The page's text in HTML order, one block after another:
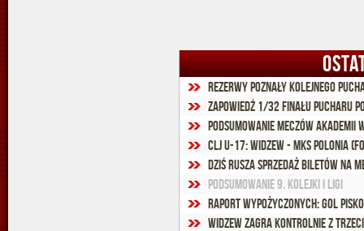
Rezerwy poznały kolejnego
Zapowiedź 1/32 finału Pucharu
Podsumowanie meczów Akademii
CLJ U-17: Widzew - MKS Polonia
Dziś rusza sprzedaż biletów na
Podsumowanie 9. kolejki I ligi
Raport wypożyczonych: Gol
Widzew zagra kontrolnie z